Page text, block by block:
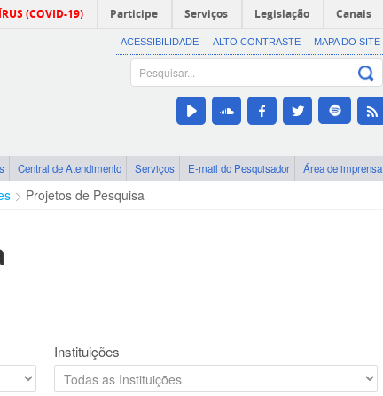
(COVID-19) Participe Serviços Legislação Canais
ACESSIBILIDADE ALTO CONTRASTE MAPA DO SITE
Central de Atendimento Serviços E-mail do Pesquisador Área de imprensa
Projetos de Pesquisa
Instituições